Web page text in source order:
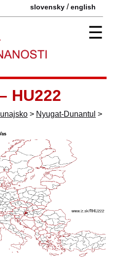
slovensky /english
☰
HU222
> Nyugat-Dunantul >